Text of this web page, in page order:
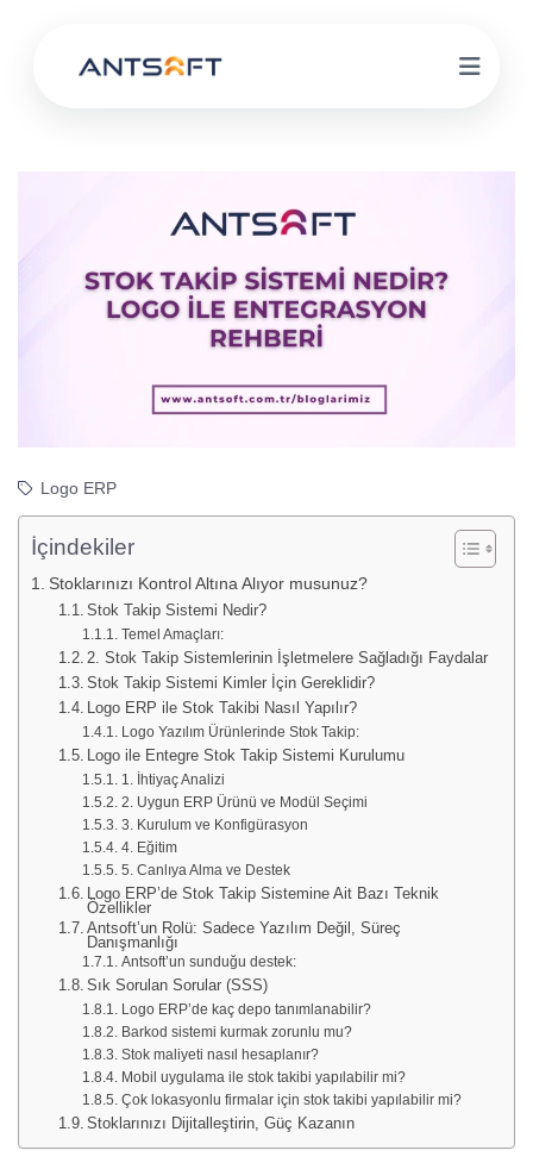
Logo ERP
İçindekiler
Stoklarınızı Kontrol Altına Alıyor musunuz?
Stok Takip Sistemi Nedir?
Temel Amaçları:
2. Stok Takip Sistemlerinin İşletmelere Sağladığı Faydalar
Stok Takip Sistemi Kimler İçin Gereklidir?
Logo ERP ile Stok Takibi Nasıl Yapılır?
Logo Yazılım Ürünlerinde Stok Takip:
Logo ile Entegre Stok Takip Sistemi Kurulumu
1. İhtiyaç Analizi
2. Uygun ERP Ürünü ve Modül Seçimi
3. Kurulum ve Konfigürasyon
4. Eğitim
5. Canlıya Alma ve Destek
Logo ERP’de Stok Takip Sistemine Ait Bazı Teknik
Özellikler
Antsoft’un Rolü: Sadece Yazılım Değil, Süreç
Danışmanlığı
Antsoft’un sunduğu destek:
Sık Sorulan Sorular (SSS)
Logo ERP’de kaç depo tanımlanabilir?
Barkod sistemi kurmak zorunlu mu?
Stok maliyeti nasıl hesaplanır?
Mobil uygulama ile stok takibi yapılabilir mi?
Çok lokasyonlu firmalar için stok takibi yapılabilir mi?
Stoklarınızı Dijitalleştirin, Güç Kazanın